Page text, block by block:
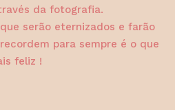
da fotografia.
serão eternizados e farão
para sempre é o que
feliz !